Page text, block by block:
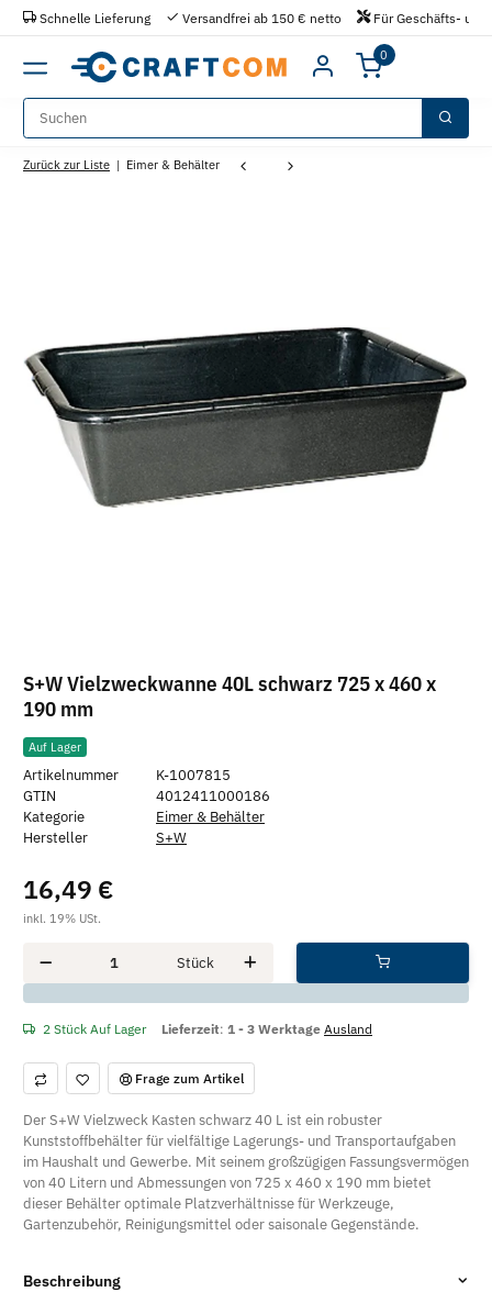
Schnelle Lieferung Versandfrei ab 150 € netto Für Geschäfts- und
0
Zurück zur Liste Eimer & Behälter
S+W Vielzweckwanne 40L schwarz 725 x 460 x
190 mm
Auf Lager
Artikelnummer
K-1007815
GTIN
4012411000186
Kategorie
Eimer & Behälter
Hersteller
S+W
16,49 €
inkl. 19% USt.
Stück
x
2 Stück Auf Lager Lieferzeit: 1 - 3 WerktageAusland
Frage zum Artikel
Der S+W Vielzweck Kasten schwarz 40 L ist ein robuster
Kunststoffbehälter für vielfältige Lagerungs- und Transportaufgaben
im Haushalt und Gewerbe. Mit seinem großzügigen Fassungsvermögen
von 40 Litern und Abmessungen von 725 x 460 x 190 mm bietet
dieser Behälter optimale Platzverhältnisse für Werkzeuge,
Gartenzubehör, Reinigungsmittel oder saisonale Gegenstände.
Beschreibung